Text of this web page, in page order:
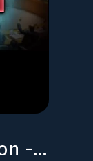
Modding Tool Add-on - Power & Revolution 2023 Edition